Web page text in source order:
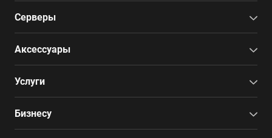
Серверы
Аксессуары
Услуги
Бизнесу